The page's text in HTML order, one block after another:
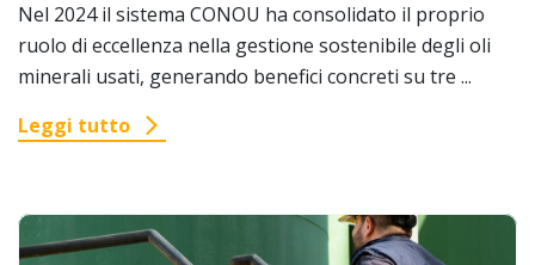
Nel 2024 il sistema CONOU ha consolidato il proprio
ruolo di eccellenza nella gestione sostenibile degli oli
minerali usati, generando benefici concreti su tre ...
Leggi tutto